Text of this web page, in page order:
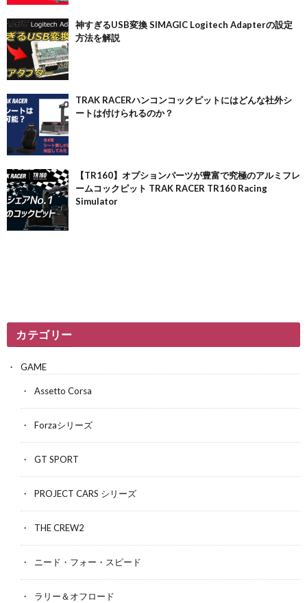
神すぎるUSB変換 SIMAGIC Logitech Adapterの設定
方法を解説
TRAK RACERハンコンコックピットにはどんな社外シ
ートは付けられるのか？
【TR160】オプションパーツが豊富で究極のアルミフレ
ームコックピット TRAK RACER TR160 Racing
Simulator
カテゴリー
GAME
Assetto Corsa
Forzaシリーズ
GT SPORT
PROJECT CARS シリーズ
THE CREW2
ニード・フォー・スピード
ラリー＆オフロード